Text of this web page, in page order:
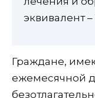
эквивалент
Граждане,
ежемесячной